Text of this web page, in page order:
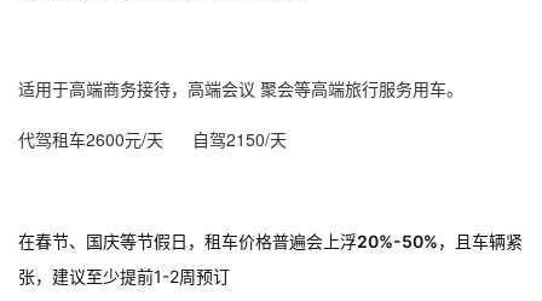
适用于高端商务接待，高端会议 聚会等高端旅行服务用车。
代驾租车2600元/天 自驾2150/天
在春节、国庆等节假日，租车价格普遍会上浮20%-50%，且车辆紧
张，建议至少提前1-2周预订